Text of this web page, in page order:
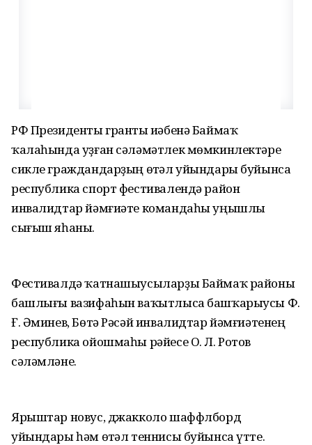
РФ Президенты гранты иҫәбенә Баймаҡ
ҡалаһында уҙған сәләмәтлек мөмкинлектәре
сикле граждандарҙың өҫтәл уйындары буйынса
республика спорт фестивалендә район
инвалидтар йәмғиәте командаһы уңышлы
сығыш яһаны.
Фестивалдә ҡатнашыусыларҙы Баймаҡ районы
башлығы вазифаһын ваҡытлыса башҡарыусы Ф.
Ғ. Әминев, Бөтә Рәсәй инвалидтар йәмғиәтенең
республика ойошмаһы рәйесе О. Л. Ротов
сәләмләне.
Ярыштар новус, джакколо шаффлборд
уйындары һәм өҫтәл теннисы буйынса үтте.